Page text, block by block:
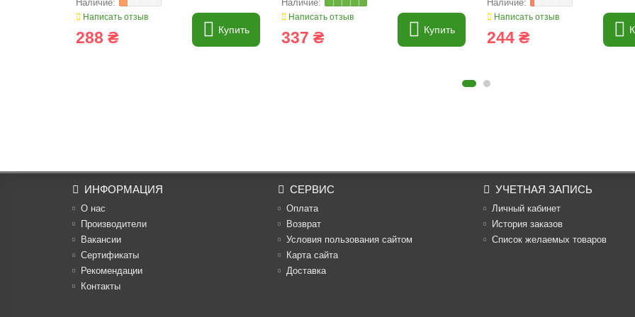
Написать отзыв
288 ₴ Купить
Написать отзыв
337 ₴ Купить
Написать отзыв
244 ₴
ИНФОРМАЦИЯ
О нас
Производители
Вакансии
Cертификаты
Рекомендации
Контакты
СЕРВИС
Оплата
Возврат
Условия пользования сайтом
Карта сайта
Доставка
УЧЕТНАЯ ЗАПИСЬ
Личный кабинет
История заказов
Список желаемых товаров